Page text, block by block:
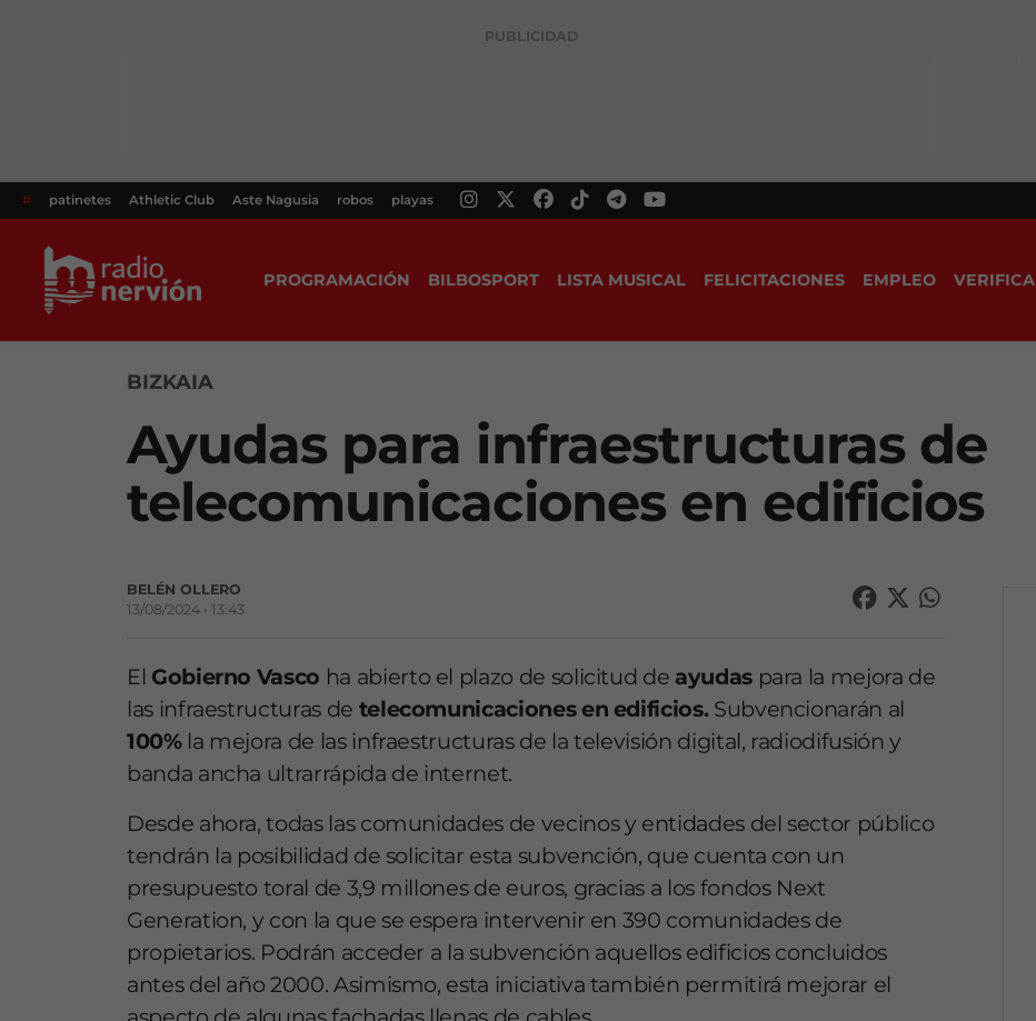
PUBLICIDAD
# patinetes Athletic Club Aste Nagusia robos playas
PROGRAMACIÓN BILBOSPORT LISTA MUSICAL FELICITACIONES EMPLEO VERIFICA
BIZKAIA
Ayudas para infraestructuras de
telecomunicaciones en edificios
BELÉN OLLERO
13/08/2024 • 13:43
El Gobierno Vasco ha abierto el plazo de solicitud de ayudaspara la mejora de
las infraestructuras de telecomunicaciones en edificios.Subvencionarán al
100%la mejora de las infraestructuras de la televisión digital, radiodifusión y
banda ancha ultrarrápida de internet.
Desde ahora, todas las comunidades de vecinos y entidades del sector público
tendrán la posibilidad de solicitar esta subvención, que cuenta con un
presupuesto toral de 3,9 millones de euros, gracias a los fondos Next
Generation, y con la que se espera intervenir en 390 comunidades de
propietarios. Podrán acceder a la subvención aquellos edificios concluidos
antes del año 2000. Asimismo, esta iniciativa también permitirá mejorar el